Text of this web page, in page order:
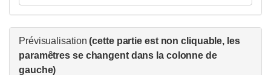
Prévisualisation(cette partie est non cliquable, les
paramêtres se changent dans la colonne de
gauche)